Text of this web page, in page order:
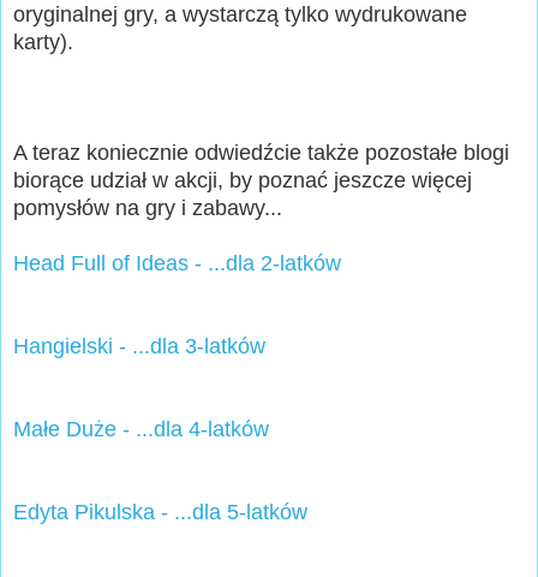
oryginalnej gry, a wystarczą tylko wydrukowane
karty).
A teraz koniecznie odwiedźcie także pozostałe blogi
biorące udział w akcji, by poznać jeszcze więcej
pomysłów na gry i zabawy...
Head Full of Ideas - ...dla 2-latków
Hangielski - ...dla 3-latków
Małe Duże - ...dla 4-latków
Edyta Pikulska - ...dla 5-latków